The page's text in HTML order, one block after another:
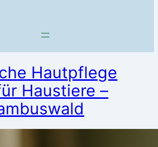
Hautpflege
Haustiere –